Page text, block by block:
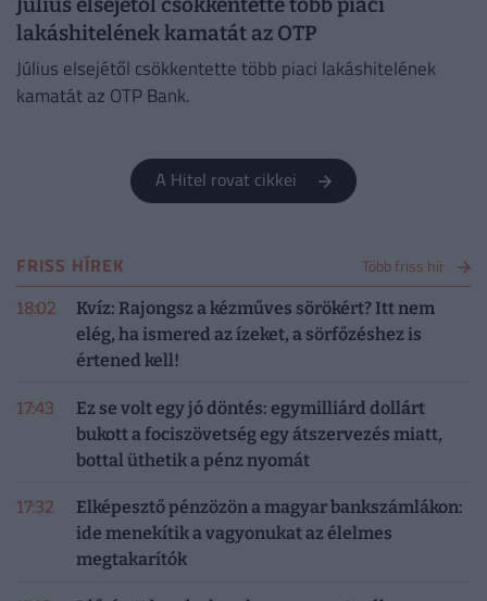
lakáshitelének kamatát az OTP
Július elsejétől csökkentette több piaci lakáshitelének
kamatát az OTP Bank.
A Hitel rovat cikkei
FRISS HÍREK Több friss hír
18:02
Kvíz: Rajongsz a kézműves sörökért? Itt nem
elég, ha ismered az ízeket, a sörfőzéshez is
értened kell!
17:43
Ez se volt egy jó döntés: egymilliárd dollárt
bukott a fociszövetség egy átszervezés miatt,
bottal üthetik a pénz nyomát
17:32
Elképesztő pénzözön a magyar bankszámlákon:
ide menekítik a vagyonukat az élelmes
megtakarítók